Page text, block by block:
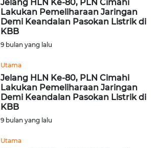
Jelang HLN Ke-80, PLN Cimahi
Lakukan Pemeliharaan Jaringan
Demi Keandalan Pasokan Listrik di
KBB
9 bulan yang lalu
Utama
Jelang HLN Ke-80, PLN Cimahi
Lakukan Pemeliharaan Jaringan
Demi Keandalan Pasokan Listrik di
KBB
9 bulan yang lalu
Utama